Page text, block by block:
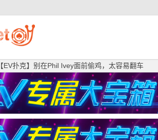
【EV扑克】别在Phil Ivey面前偷鸡，太容易翻车